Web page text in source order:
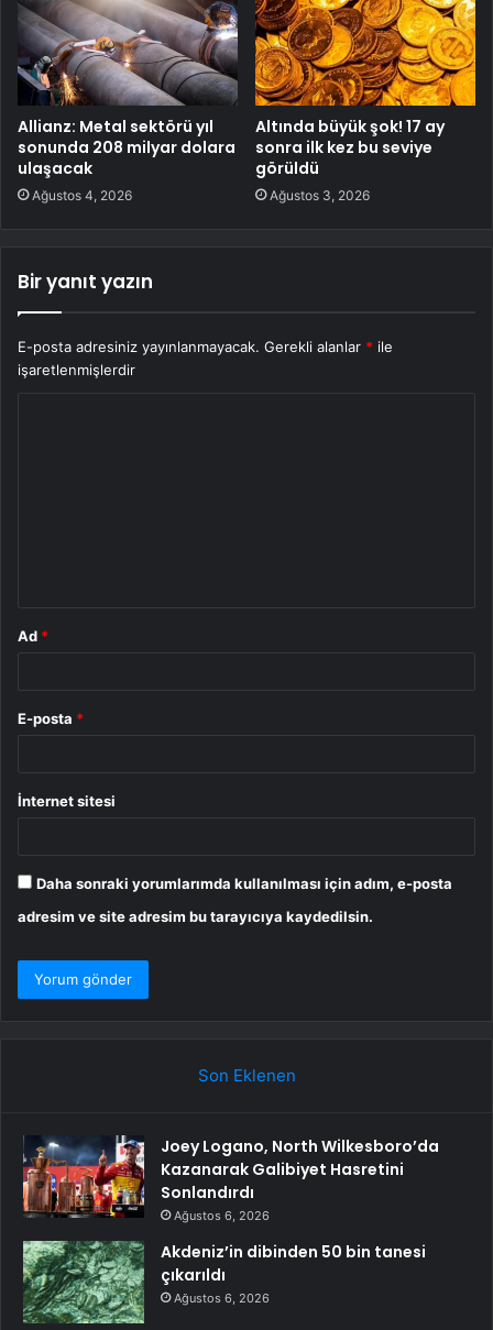
Allianz: Metal sektörü yıl
sonunda 208 milyar dolara
ulaşacak
Ağustos 4, 2026
Altında büyük şok! 17 ay
sonra ilk kez bu seviye
görüldü
Ağustos 3, 2026
Bir yanıt yazın
E-posta adresiniz yayınlanmayacak. Gerekli alanlar * ile
işaretlenmişlerdir
Ad *
E-posta *
İnternet sitesi
Daha sonraki yorumlarımda kullanılması için adım, e-posta
adresim ve site adresim bu tarayıcıya kaydedilsin.
Son Eklenen
Joey Logano, North Wilkesboro’da
Kazanarak Galibiyet Hasretini
Sonlandırdı
Ağustos 6, 2026
Akdeniz’in dibinden 50 bin tanesi
çıkarıldı
Ağustos 6, 2026